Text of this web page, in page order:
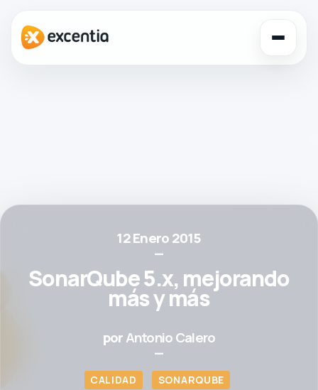
12 Enero 2015
—
SonarQube 5.x, mejorando
más y más
porAntonio Calero
—
CALIDAD SONARQUBE